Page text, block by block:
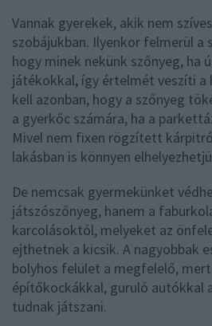
Vannak gyerekek, akik nem
szobájukban. Ilyenkor felmerül a
hogy minek nekünk szőnyeg, ha
játékokkal, így értelmét veszíti a
kell azonban, hogy a szőnyeg
a gyerkőc számára, ha a
Mivel nem fixen rögzített
lakásban is könnyen
De nemcsak gyermekünket
játszószőnyeg, hanem a
karcolásoktól, melyeket az
ejthetnek a kicsik. A nagyobbak
bolyhos felület a megfelelő,
építőkockákkal, guruló autókkal
tudnak játszani.